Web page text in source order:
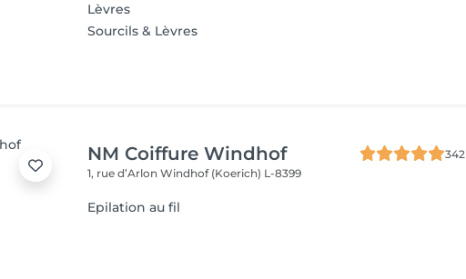
Lèvres
Sourcils & Lèvres
NM Coiffure Windhof
342
1, rue d’ArlonWindhof (Koerich) L-8399
Epilation au fil